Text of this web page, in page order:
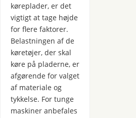
køreplader, er det
vigtigt at tage højde
for flere faktorer.
Belastningen af de
køretøjer, der skal
køre på pladerne, er
afgørende for valget
af materiale og
tykkelse. For tunge
maskiner anbefales